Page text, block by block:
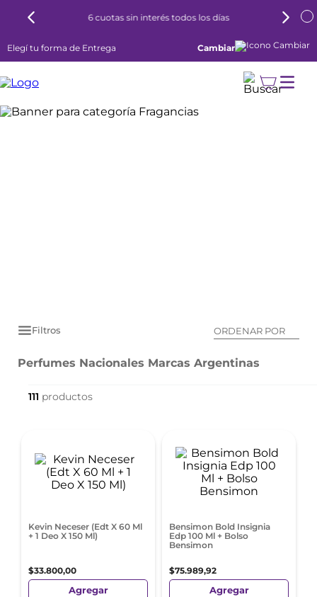
6 cuotas sin interés todos los días
Elegí tu forma de Entrega Cambiar
Filtros ORDENAR POR
Perfumes Nacionales Marcas Argentinas
111
Kevin Neceser (Edt X 60 Ml
+ 1 Deo X 150 Ml)
$33.800,00
Agregar
Bensimon Bold Insignia
Edp 100 Ml + Bolso
Bensimon
$75.989,92
Agregar